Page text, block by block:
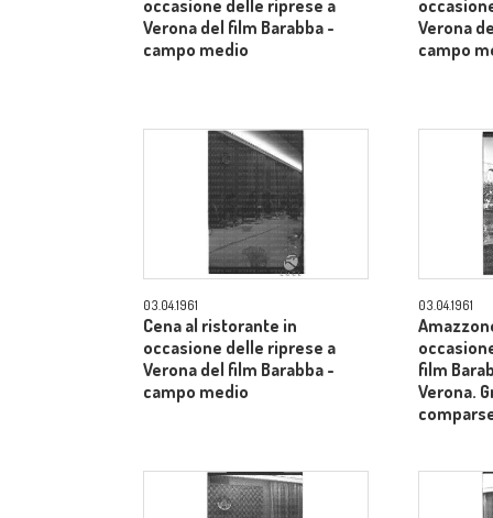
occasione delle riprese a
Verona del film Barabba -
campo medio
Verona
campo
03.04.1961
Cena al ristorante in
occasione delle riprese a
Verona del film Barabba -
campo medio
03.04.1961
film
Verona.